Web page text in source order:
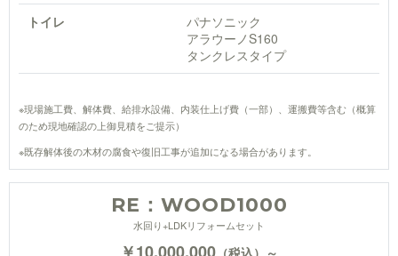
トイレ
パナソニック
アラウーノS160
タンクレスタイプ
※現場施工費、解体費、給排水設備、内装仕上げ費（一部）、運搬費等含む（概算
のため現地確認の上御見積をご提示）
※既存解体後の木材の腐食や復旧工事が追加になる場合があります。
RE：WOOD1000
水回り+LDKリフォームセット
￥10,000,000 （税込）～